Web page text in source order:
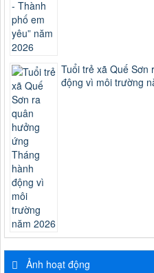
Tuổi trẻ xã Quế Sơn
động vì môi trường
Ảnh hoạt động